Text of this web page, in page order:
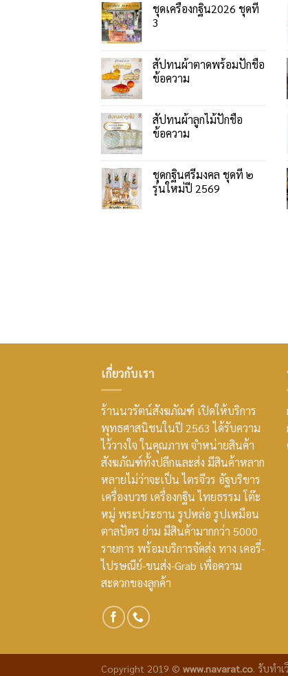
ชุดเครื่องกฐิน2026 ชุดที่
3
สัปทนผ้าตาดพร้อมปักชื่อ
ข้อความ
สัปทนผ้าลูกไม้ปักชื่อ
ข้อความ
ชุดกฐินศรีมงคล ชุดที่ ๒
รุ่นใหม่ปี 2569
เกี่ยวกับเรา
ร้านนวรัตน์สังฆภัณฑ์ เปิดให้บริการ
พุทธศาสนิชนในปี 2563 ได้รับความ
ไว้วางใจ ในคุณภาพ จำหน่ายสินค้า
สังฆภัณฑ์ทั้งปลีกและส่ง มีสินค้าหลาก
หลายไม่ว่าจะเป็น ไตรจีวร อัฐบริขาร
เครื่องบวช เครื่องกฐิน ไทยธรรม โต๊ะ
หมู่ พระประธาน รูปหล่อ รูปเหมือน
ตาลปัตร ย่าม มีสินค้ามากกว่า 5000
รายการ พร้อมบริการจัดส่ง ทาง เคอรี่-
ไปรษณีย์-ขนส่ง-Grab เพื่อความ
สะดวกของลูกค้า
Copyright 2019 © www.navarat.co. รับทำ